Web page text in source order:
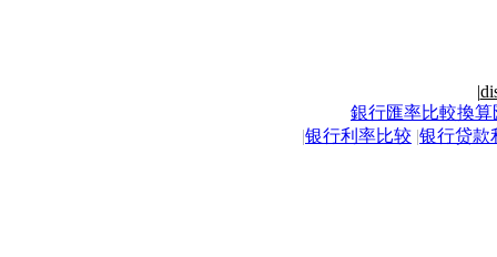
|
銀行匯率比較換算
|银行利率比较 |银行贷款